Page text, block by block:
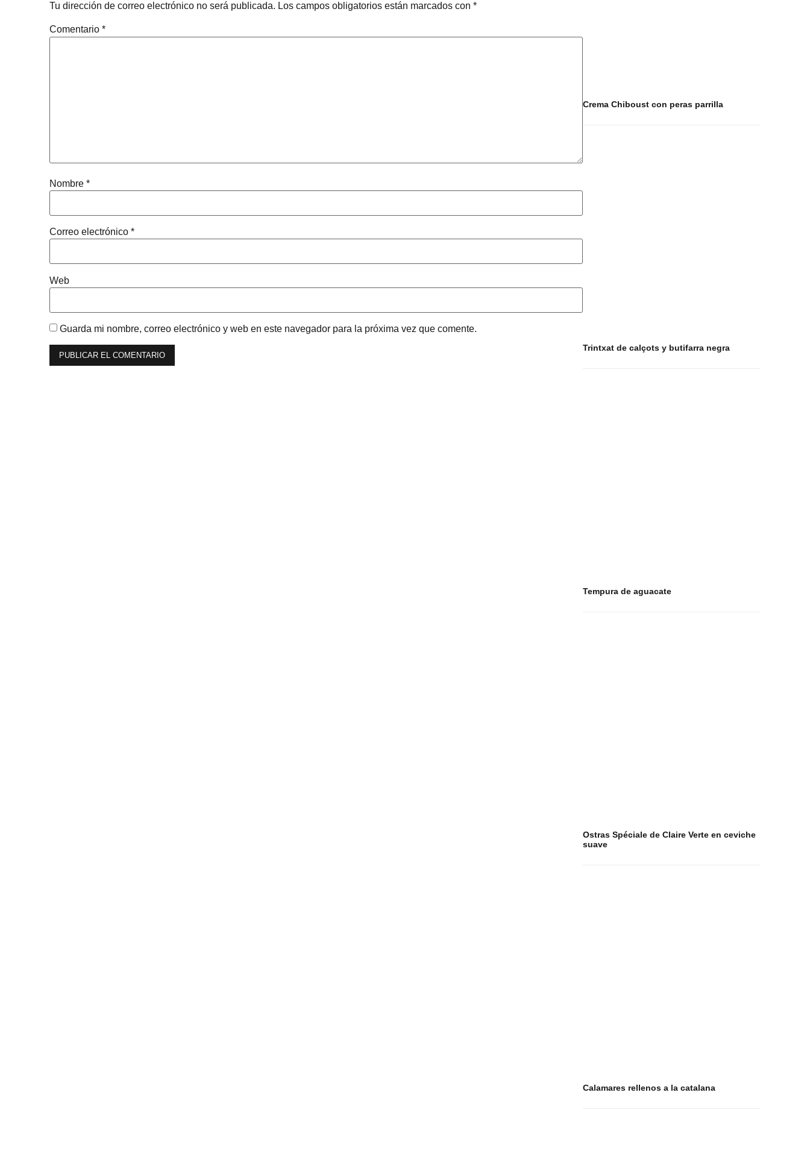
Tu dirección de correo electrónico no será publicada. Los campos obligatorios están marcados con *
Comentario *
Nombre *
Correo electrónico *
Web
Guarda mi nombre, correo electrónico y web en este navegador para la próxima vez que comente.
Crema Chiboust con peras parrilla
Trintxat de calçots y butifarra negra
Tempura de aguacate
Ostras Spéciale de Claire Verte en ceviche
suave
Calamares rellenos a la catalana